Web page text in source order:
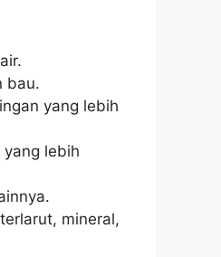
bau.
yang lebih
lebih
mineral,